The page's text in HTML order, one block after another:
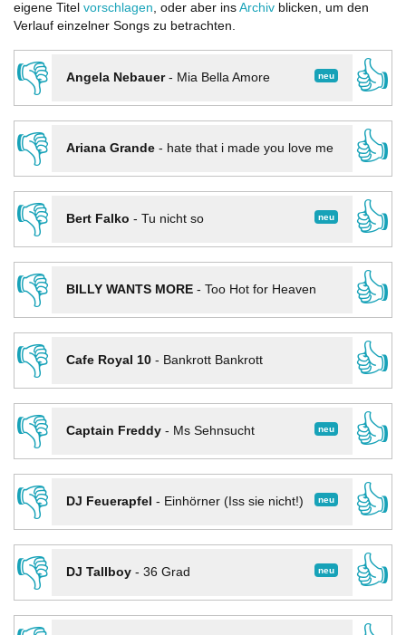
eigene Titel vorschlagen, oder aber ins Archiv blicken, um den
Verlauf einzelner Songs zu betrachten.
👎 neu
Angela Nebauer- Mia Bella Amore
👍
👎
Ariana Grande- hate that i made you love me
👍
👎
neu
Bert Falko - Tu nicht so
👍
👎
BILLY WANTS MORE- Too Hot for Heaven
👍
👎
Cafe Royal 10- Bankrott Bankrott
👍
👎
neu
Captain Freddy- Ms Sehnsucht
👍
👎
neu
DJ Feuerapfel - Einhörner (Iss sie nicht!)
👍
👎
neu
DJ Tallboy- 36 Grad
👍